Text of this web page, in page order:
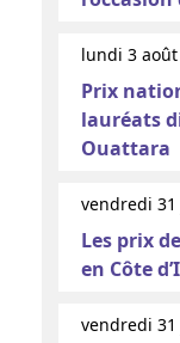
lundi 3 août
Prix
lauréats
Ouattara
vendredi
Les prix
en Côte
vendredi